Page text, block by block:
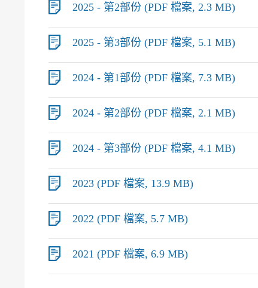
2025 - 第2部份 (PDF 檔案, 2.3 MB)
2025 - 第3部份 (PDF 檔案, 5.1 MB)
2024 - 第1部份 (PDF 檔案, 7.3 MB)
2024 - 第2部份 (PDF 檔案, 2.1 MB)
2024 - 第3部份 (PDF 檔案, 4.1 MB)
2023 (PDF 檔案, 13.9 MB)
2022 (PDF 檔案, 5.7 MB)
2021 (PDF 檔案, 6.9 MB)